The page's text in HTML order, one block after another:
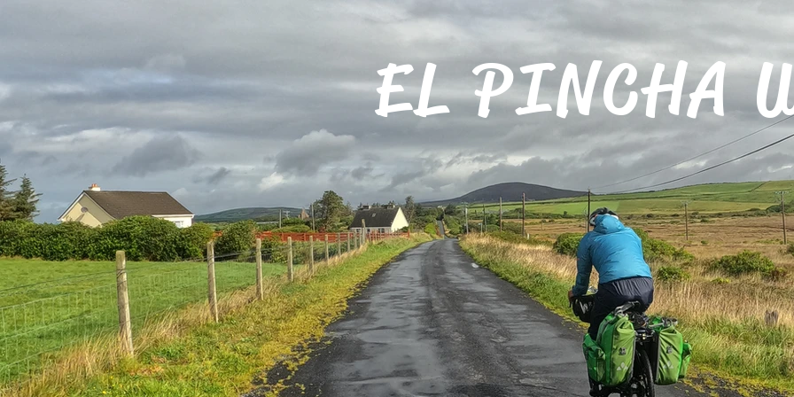
EL PINCHA